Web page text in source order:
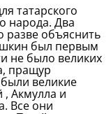
татарского
народа. Два
разве объяснить
был первым
не было великих
пращур
великие
, Акмулла и
Все они